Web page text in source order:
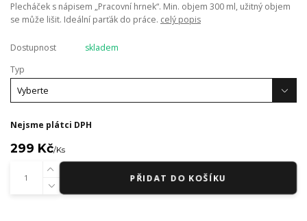
Plecháček s nápisem „Pracovní hrnek“. Min. objem 300 ml, užitný objem
se může lišit. Ideální parťák do práce. celý popis
Dostupnost
skladem
Typ
Nejsme plátci DPH
299 Kč/Ks
PŘIDAT DO KOŠÍKU